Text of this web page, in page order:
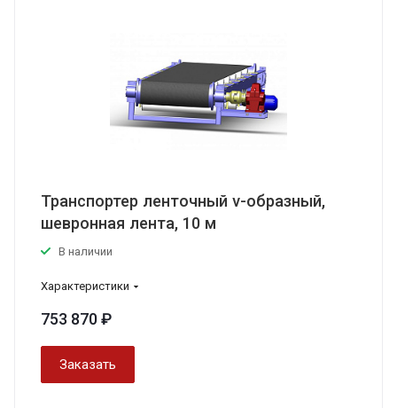
Транспортер ленточный v-образный,
шевронная лента, 10 м
В наличии
Характеристики
753 870 ₽
Заказать